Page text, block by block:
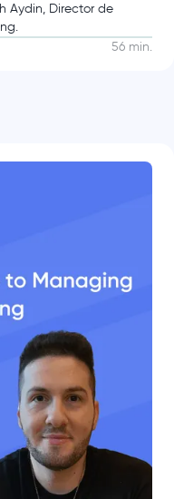
Aydin, Director de
56 min.